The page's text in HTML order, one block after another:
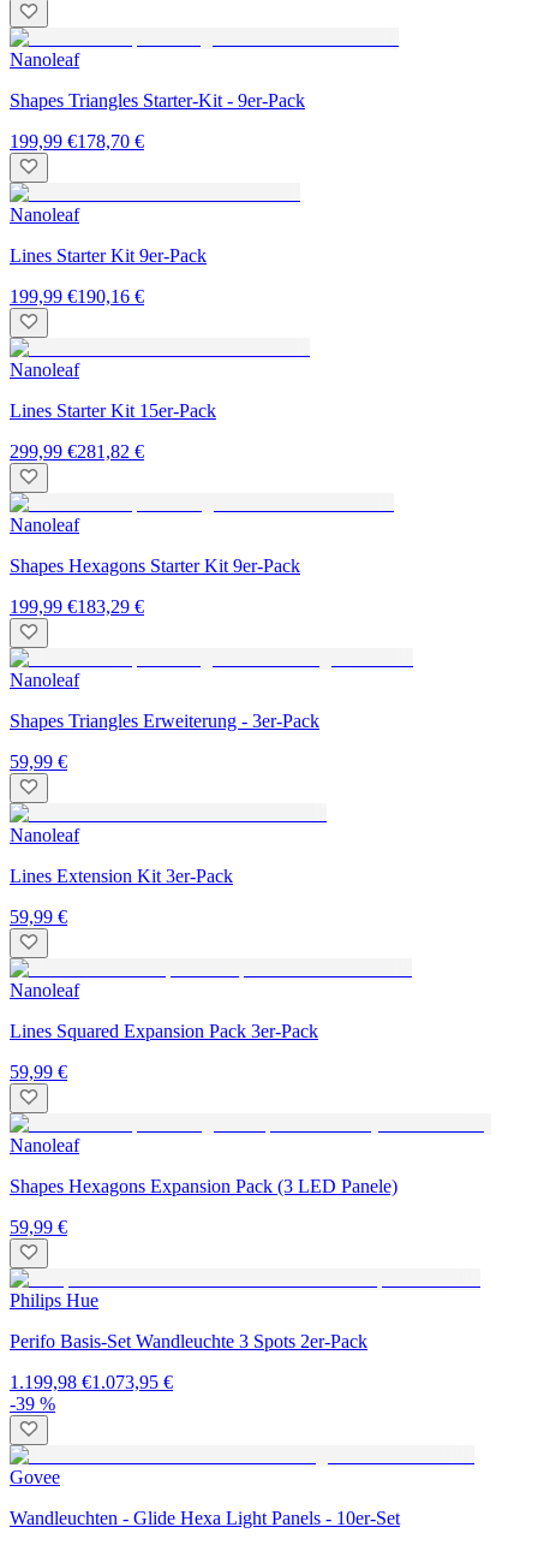
Nanoleaf
Shapes Triangles Starter-Kit - 9er-Pack
199,99 €178,70 €
Nanoleaf
Lines Starter Kit 9er-Pack
199,99 €190,16 €
Nanoleaf
Lines Starter Kit 15er-Pack
299,99 €281,82 €
Nanoleaf
Shapes Hexagons Starter Kit 9er-Pack
199,99 €183,29 €
Nanoleaf
Shapes Triangles Erweiterung - 3er-Pack
59,99 €
Nanoleaf
Lines Extension Kit 3er-Pack
59,99 €
Nanoleaf
Lines Squared Expansion Pack 3er-Pack
59,99 €
Nanoleaf
Shapes Hexagons Expansion Pack (3 LED Panele)
59,99 €
Philips Hue
Perifo Basis-Set Wandleuchte 3 Spots 2er-Pack
1.199,98 €1.073,95 €
-39 %
Govee
Wandleuchten - Glide Hexa Light Panels - 10er-Set